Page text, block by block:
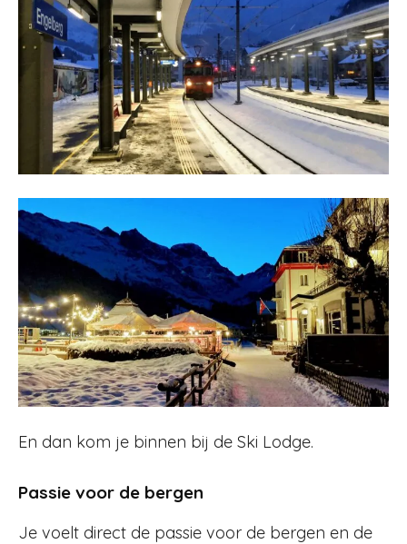
En dan kom je binnen bij de Ski Lodge.
Passie voor de bergen
Je voelt direct de passie voor de bergen en de